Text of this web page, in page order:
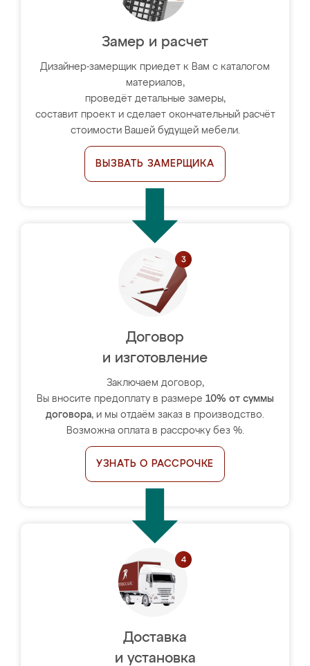
Замер и расчет
Дизайнер-замерщик приедет к Вам с каталогом
материалов,
проведёт детальные замеры,
составит проект и сделает окончательный расчёт
стоимости Вашей будущей мебели.
ВЫЗВАТЬ ЗАМЕРЩИКА
Договор
и изготовление
Заключаем договор,
Вы вносите предоплату в размере 10% от суммы
договора, и мы отдаём заказ в производство.
Возможна оплата в рассрочку без %.
УЗНАТЬ О РАССРОЧКЕ
Доставка
и установка